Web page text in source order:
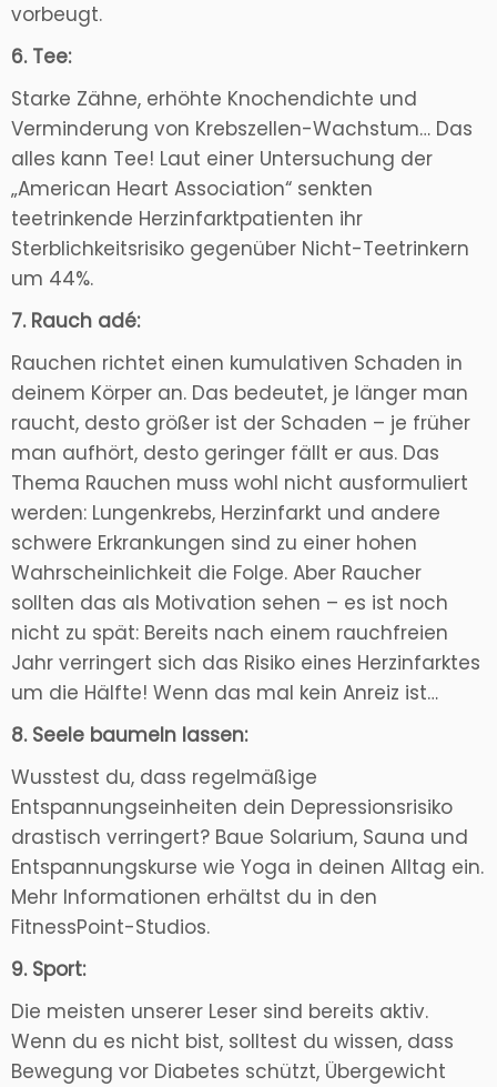
vorbeugt.
6. Tee:
Starke Zähne, erhöhte Knochendichte und
Verminderung von Krebszellen-Wachstum… Das
alles kann Tee! Laut einer Untersuchung der
„American Heart Association“ senkten
teetrinkende Herzinfarktpatienten ihr
Sterblichkeitsrisiko gegenüber Nicht-Teetrinkern
um 44%.
7. Rauch adé:
Rauchen richtet einen kumulativen Schaden in
deinem Körper an. Das bedeutet, je länger man
raucht, desto größer ist der Schaden – je früher
man aufhört, desto geringer fällt er aus. Das
Thema Rauchen muss wohl nicht ausformuliert
werden: Lungenkrebs, Herzinfarkt und andere
schwere Erkrankungen sind zu einer hohen
Wahrscheinlichkeit die Folge. Aber Raucher
sollten das als Motivation sehen – es ist noch
nicht zu spät: Bereits nach einem rauchfreien
Jahr verringert sich das Risiko eines Herzinfarktes
um die Hälfte! Wenn das mal kein Anreiz ist…
8. Seele baumeln lassen:
Wusstest du, dass regelmäßige
Entspannungseinheiten dein Depressionsrisiko
drastisch verringert? Baue Solarium, Sauna und
Entspannungskurse wie Yoga in deinen Alltag ein.
Mehr Informationen erhältst du in den
FitnessPoint-Studios.
9. Sport:
Die meisten unserer Leser sind bereits aktiv.
Wenn du es nicht bist, solltest du wissen, dass
Bewegung vor Diabetes schützt, Übergewicht